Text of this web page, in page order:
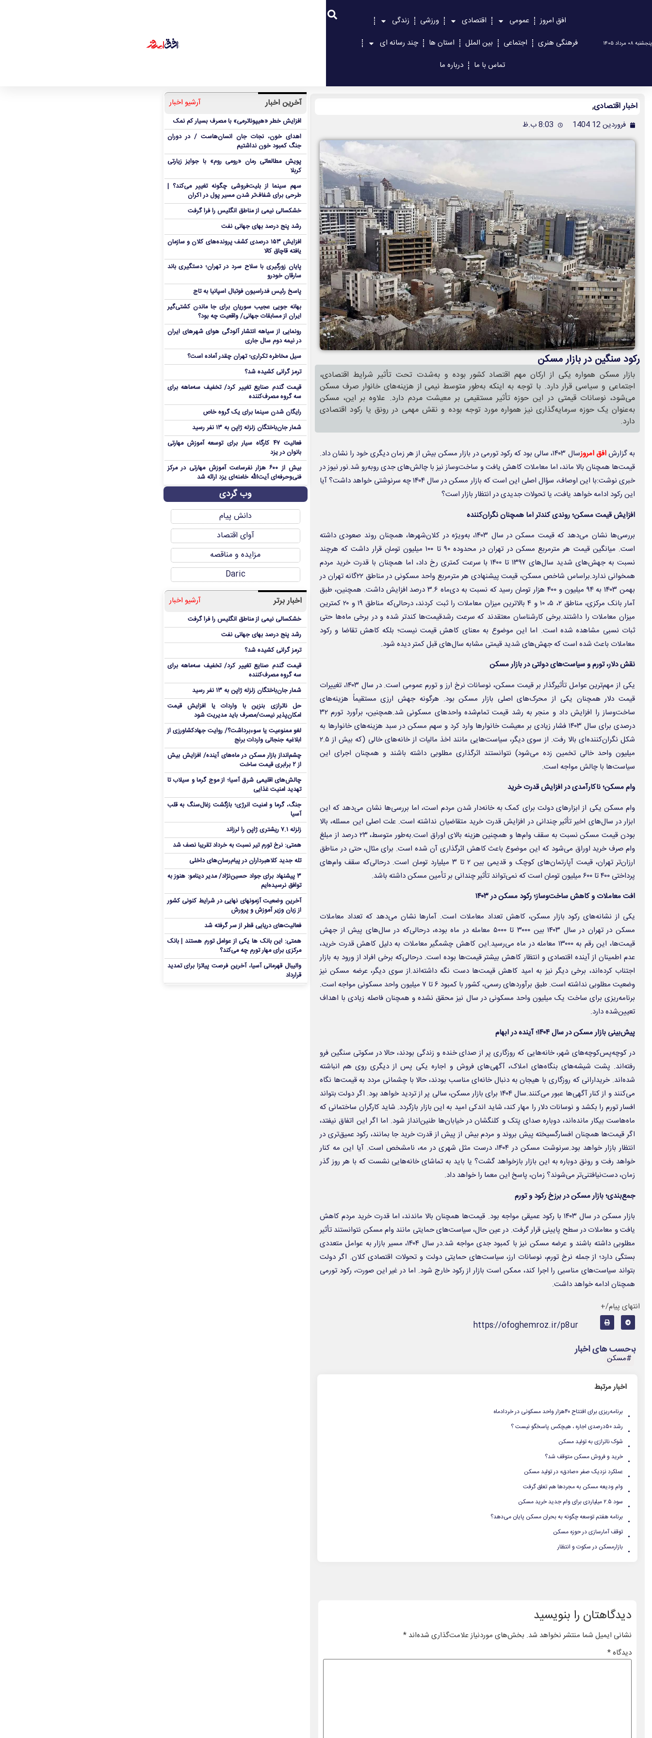
پنجشنبه ۰۸ مرداد ۱۴۰۵
افق امروز عمومی اقتصادی ورزشی
زندگی
فرهنگی هنری
اجتماعی بین الملل استان ها
چند رسانه ای
تماس با ما
درباره ما
اخبار اقتصادی,
فروردین 12 1404 8:03 ب.ظ
رکود سنگین در بازار مسکن
بازار مسکن همواره یکی از ارکان مهم اقتصاد کشور بوده و به‌شدت تحت تأثیر شرایط اقتصادی،
اجتماعی و سیاسی قرار دارد. با توجه به اینکه به‌طور متوسط نیمی از هزینه‌های خانوار صرف مسکن
می‌شود، نوسانات قیمتی در این حوزه تأثیر مستقیمی بر معیشت مردم دارد. علاوه بر این، مسکن
به‌عنوان یک حوزه سرمایه‌گذاری نیز همواره مورد توجه بوده و نقش مهمی در رونق یا رکود اقتصادی
دارد.
به گزارشافق امروز
سال ۱۴۰۳، سالی بود که رکود تورمی در بازار مسکن بیش از هر زمان دیگری خود را نشان داد.
قیمت‌ها همچنان بالا ماند، اما معاملات کاهش یافت و ساخت‌وساز نیز با چالش‌های جدی روبه‌رو شد.نور نیوز در
خبری نوشت:با این اوصاف، سؤال اصلی این است که بازار مسکن در سال ۱۴۰۴ چه سرنوشتی خواهد داشت؟ آیا
این رکود ادامه خواهد یافت، یا تحولات جدیدی در انتظار بازار است؟
افزایش قیمت مسکن؛ روندی کندتر اما همچنان نگران‌کننده
بررسی‌ها نشان می‌دهد که قیمت مسکن در سال ۱۴۰۳، به‌ویژه در کلان‌شهرها، همچنان روند صعودی داشته
است. میانگین قیمت هر مترمربع مسکن در تهران در محدوده ۹۰ تا ۱۰۰ میلیون تومان قرار داشت که هرچند
نسبت به جهش‌های شدید سال‌های ۱۳۹۷ تا ۱۴۰۰ با سرعت کمتری رخ داد، اما همچنان با قدرت خرید مردم
همخوانی ندارد.براساس شاخص مسکن، قیمت پیشنهادی هر مترمربع واحد مسکونی در مناطق ۲۲گانه تهران در
بهمن ۱۴۰۳ به ۹۴ میلیون و ۴۰۰ هزار تومان رسید که نسبت به دی‌ماه ۳.۶ درصد افزایش داشت. همچنین، طبق
آمار بانک مرکزی، مناطق ۲، ۵، ۱۰ و ۴ بالاترین میزان معاملات را ثبت کردند، درحالی‌که مناطق ۱۹ و ۲۰ کمترین
میزان معاملات را داشتند.برخی کارشناسان معتقدند که سرعت رشدقیمت‌ها کندتر شده و در برخی ماه‌ها حتی
ثبات نسبی مشاهده شده است. اما این موضوع به معنای کاهش قیمت نیست؛ بلکه کاهش تقاضا و رکود
معاملات باعث شده است که جهش‌های شدید قیمتی مشابه سال‌های قبل کمتر دیده شود.
نقش دلار، تورم و سیاست‌های دولتی در بازار مسکن
یکی از مهم‌ترین عوامل تأثیرگذار بر قیمت مسکن، نوسانات نرخ ارز و تورم عمومی است. در سال ۱۴۰۳، تغییرات
قیمت دلار همچنان یکی از محرک‌های اصلی بازار مسکن بود. هرگونه جهش ارزی مستقیماً هزینه‌های
ساخت‌وساز را افزایش داد و منجر به رشد قیمت تمام‌شده واحدهای مسکونی شد.همچنین، برآورد تورم ۳۲
درصدی برای سال ۱۴۰۳ فشار زیادی بر معیشت خانوارها وارد کرد و سهم مسکن در سبد هزینه‌های خانوارها به
شکل نگران‌کننده‌ای بالا رفت. از سوی دیگر، سیاست‌هایی مانند اخذ مالیات از خانه‌های خالی (که بیش از ۲.۵
میلیون واحد خالی تخمین زده می‌شود) نتوانستند اثرگذاری مطلوبی داشته باشند و همچنان اجرای این
سیاست‌ها با چالش مواجه است.
وام مسکن؛ ناکارآمدی در افزایش قدرت خرید
وام مسکن یکی از ابزارهای دولت برای کمک به خانه‌دار شدن مردم است، اما بررسی‌ها نشان می‌دهد که این
ابزار در سال‌های اخیر تأثیر چندانی در افزایش قدرت خرید متقاضیان نداشته است. علت اصلی این مسئله، بالا
بودن قیمت مسکن نسبت به سقف وام‌ها و همچنین هزینه بالای اوراق است.به‌طور متوسط، ۲۳ درصد از مبلغ
وام صرف خرید اوراق می‌شود که این موضوع باعث کاهش اثرگذاری آن شده است. برای مثال، حتی در مناطق
ارزان‌تر تهران، قیمت آپارتمان‌های کوچک و قدیمی بین ۲ تا ۳ میلیارد تومان است. درحالی‌که سقف وام‌های
پرداختی ۴۰۰ تا ۶۰۰ میلیون تومان است که نمی‌تواند تأثیر چندانی بر تأمین مسکن داشته باشد.
افت معاملات و کاهش ساخت‌وساز؛ رکود مسکن در ۱۴۰۳
یکی از نشانه‌های رکود بازار مسکن، کاهش تعداد معاملات است. آمارها نشان می‌دهد که تعداد معاملات
مسکن در تهران در سال ۱۴۰۳ بین ۳۰۰۰ تا ۵۰۰۰ معامله در ماه بوده، درحالی‌که در سال‌های پیش از جهش
قیمت‌ها، این رقم به ۱۳۰۰۰ معامله در ماه می‌رسید.این کاهش چشمگیر معاملات به دلیل کاهش قدرت خرید،
عدم اطمینان از آینده اقتصادی و انتظار کاهش بیشتر قیمت‌ها بوده است. درحالی‌که برخی افراد از ورود به بازار
اجتناب کرده‌اند، برخی دیگر نیز به امید کاهش قیمت‌ها دست نگه داشته‌اند.از سوی دیگر، عرضه مسکن نیز
وضعیت مطلوبی نداشته است. طبق برآوردهای رسمی، کشور با کمبود ۶ تا ۷ میلیون واحد مسکونی مواجه است.
برنامه‌ریزی برای ساخت یک میلیون واحد مسکونی در سال نیز محقق نشده و همچنان فاصله زیادی با اهداف
تعیین‌شده دارد.
پیش‌بینی بازار مسکن در سال ۱۴۰۴؛ آینده در ابهام
در کوچه‌پس‌کوچه‌های شهر، خانه‌هایی که روزگاری پر از صدای خنده و زندگی بودند، حالا در سکوتی سنگین فرو
رفته‌اند. پشت شیشه‌های بنگاه‌های املاک، آگهی‌های فروش و اجاره یکی پس از دیگری روی هم انباشته
شده‌اند. خریدارانی که روزگاری با هیجان به دنبال خانه‌ای مناسب بودند، حالا با چشمانی مردد به قیمت‌ها نگاه
می‌کنند و از کنار آگهی‌ها عبور می‌کنند.سال ۱۴۰۴ برای بازار مسکن، سالی پر از تردید خواهد بود. اگر دولت بتواند
افسار تورم را بکشد و نوسانات دلار را مهار کند، شاید اندکی امید به این بازار بازگردد. شاید کارگران ساختمانی که
ماه‌هاست بیکار مانده‌اند، دوباره صدای پتک و کلنگشان در خیابان‌ها طنین‌انداز شود. اما اگر این اتفاق نیفتد،
اگر قیمت‌ها همچنان افسارگسیخته پیش بروند و مردم بیش از پیش از قدرت خرید جا بمانند، رکود عمیق‌تری در
انتظار بازار خواهد بود.سرنوشت مسکن در ۱۴۰۴، درست مثل شهری در مه، نامشخص است. آیا این مه کنار
خواهد رفت و رونق دوباره به این بازار بازخواهد گشت؟ یا باید به تماشای خانه‌هایی نشست که با هر روز گذر
زمان، دست‌نیافتنی‌تر می‌شوند؟ زمان، پاسخ این معما را خواهد داد.
جمع‌بندی؛ بازار مسکن در برزخ رکود و تورم
بازار مسکن در سال ۱۴۰۳ با رکود عمیقی مواجه بود. قیمت‌ها همچنان بالا ماندند، اما قدرت خرید مردم کاهش
یافت و معاملات در سطح پایینی قرار گرفت. در عین حال، سیاست‌های حمایتی مانند وام مسکن نتوانستند تأثیر
مطلوبی داشته باشند و عرضه مسکن نیز با کمبود جدی مواجه شد.در سال ۱۴۰۴، مسیر بازار به عوامل متعددی
بستگی دارد؛ از جمله نرخ تورم، نوسانات ارز، سیاست‌های حمایتی دولت و تحولات اقتصادی کلان. اگر دولت
بتواند سیاست‌های مناسبی را اجرا کند، ممکن است بازار از رکود خارج شود. اما در غیر این صورت، رکود تورمی
همچنان ادامه خواهد داشت.
انتهای پیام/+
https://ofoghemroz.ir/p8ur
برچسب های اخبار
#مسکن
اخبار مرتبط
. برنامه‌ریزی برای افتتاح ۴۰هزار واحد مسکونی در خردادماه
. رشد ۵۰درصدی اجاره‌ ، هیچکس پاسخگو نیست ؟
. شوک ناترازی به تولید مسکن
. خرید و فروش مسکن متوقف شد؟
. عملکرد نزدیک صفر «صادق» در تولید مسکن
. وام ودیعه مسکن به مجردها هم تعلق گرفت
. سود ۲.۵ میلیاردی برای وام جدید خرید مسکن
. برنامه هفتم توسعه چگونه به بحران مسکن پایان می‌دهد؟
. توقف آمار‌سازی در حوزه مسکن
. بازارمسکن در سکوت و انتظار
دیدگاهتان را بنویسید
نشانی ایمیل شما منتشر نخواهد شد. بخش‌های موردنیاز علامت‌گذاری شده‌اند*
دیدگاه*
آخرین اخبار آرشیو اخبار
افزایش خطر «هیپوناترمی» با مصرف بسیار کم نمک
اهدای خون، نجات جان انسان‌هاست / در دوران
جنگ کمبود خون نداشتیم
پویش مطالعاتی رمان «رومی روم» با جوایز زیارتی
کربلا
سهم سینما از بلیت‌فروشی چگونه تغییر می‌کند؟ |
طرحی برای شفاف‌تر شدن مسیر پول در اکران
خشکسالی نیمی از مناطق انگلیس را فرا گرفت
رشد پنج درصد بهای جهانی نفت
افزایش ۱۵۳ درصدی کشف پرونده‌های کلان و سازمان
یافته قاچاق کالا
پایان زورگیری با سلاح سرد در تهران؛ دستگیری باند
سارقان خودرو
پاسخ رئیس فدراسیون فوتبال اسپانیا به تاج
بهانه جویی عجیب سوریان برای جا ماندن کشتی‌گیر
ایران از مسابقات جهانی/ واقعیت چه بود؟
رونمایی از سیاهه انتشار آلودگی هوای شهرهای ایران
در نیمه دوم سال جاری
سیل مخاطره تکراری؛ تهران چقدر آماده است؟
ترمز گرانی کشیده شد؟
قیمت گندم صنایع تغییر کرد/ تخفیف سه‌ماهه برای
سه گروه مصرف‌کننده
رایگان شدن سینما برای یک گروه خاص
شمار جان‌باختگان زلزله ژاپن به ۱۳ نفر رسید
فعالیت ۴۷ کارگاه سیار برای توسعه آموزش مهارتی
بانوان در یزد
بیش از ۶۰۰ هزار نفرساعت آموزش مهارتی در مرکز
فنی‌وحرفه‌ای آیت‌الله خامنه‌ای یزد ارائه شد
وب گردی
دانش پیام
آوای اقتصاد
مزایده و مناقصه
Daric
اخبار برتر آرشیو اخبار
خشکسالی نیمی از مناطق انگلیس را فرا گرفت
رشد پنج درصد بهای جهانی نفت
ترمز گرانی کشیده شد؟
قیمت گندم صنایع تغییر کرد/ تخفیف سه‌ماهه برای
سه گروه مصرف‌کننده
شمار جان‌باختگان زلزله ژاپن به ۱۳ نفر رسید
حل ناترازی بنزین با واردات یا افزایش قیمت
امکان‌پذیر نیست/مصرف باید مدیریت شود
لغو ممنوعیت یا سوءبرداشت؟/ روایت جهادکشاورزی از
ابلاغیه جنجالی واردات برنج
چشم‌انداز بازار مسکن در ماه‌های آینده/ افزایش بیش
از ۲ برابری قیمت ساخت
چالش‌های اقلیمی شرق آسیا؛ از موج گرما و سیلاب تا
تهدید امنیت غذایی
جنگ، گرما و امنیت انرژی؛ بازگشت زغال‌سنگ به قلب
آسیا
زلزله ۷.۱ ریشتری ژاپن را لرزاند
همتی: نرخ تورم تیر نسبت به خرداد تقریبا نصف شد
تله جدید کلاهبرداران در پیام‌رسان‌های داخلی
۳ پیشنهاد برای جواد حسین‌نژاد/ مدیر دینامو: هنوز به
توافق نرسیده‌ایم
آخرین وضعیت آزمونهای نهایی در شرایط کنونی کشور
از زبان وزیر آموزش و پرورش
فعالیت‌های دریایی قطر از سر گرفته شد
همتی: این بانک ها یکی از عوامل تورم هستند | بانک
مرکزی برای مهار تورم چه می‌کند؟
والیبال قهرمانی آسیا، آخرین فرصت پیاتزا برای تمدید
قرارداد